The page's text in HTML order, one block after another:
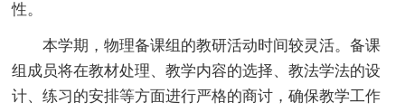
性。
本学期，物理备课组的教研活动时间较灵活。备课
组成员将在教材处理、教学内容的选择、教法学法的设
计、练习的安排等方面进行严格的商讨，确保教学工作